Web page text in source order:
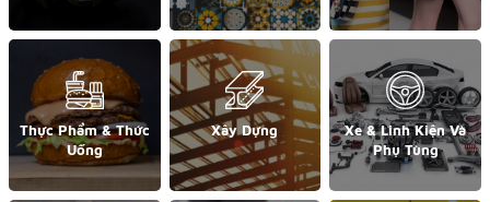
Thực Phẩm & Thức
Uống
Xây Dựng
Xe & Linh Kiện Và
Phụ Tùng